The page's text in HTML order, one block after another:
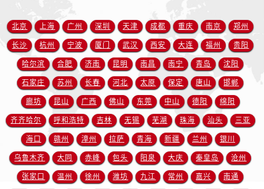
江苏省宿迁市宿城区西湖路售后服务中心（需提前预约）
江苏省泰州市海陵区永定东路399号置地商务中心东塔（华润万象城）17层1706室售后服务中心（需提前预约）
江苏省徐州市鼓楼区淮海东路29号苏宁广场IFC国际金融中心35层3508室售后服务中心（需提前预约）
江苏省盐城市盐都区世纪大道5号盐城金融城写字楼1号楼16层1604室售后服务中心（需提前预约）
江苏省扬州市邗江区国展路29号星耀天地写字楼1号楼18层1803室售后服务中心（需提前预约）
江苏省镇江市京口区中山东路售后服务中心（需提前预约）
江西省抚州市临川区赣东大道售后服务中心（需提前预约）
江西省赣州市章贡区文清路售后服务中心（需提前预约）
江西省吉安市吉州区井冈山大道售后服务中心（需提前预约）
江西省景德镇市珠山区珠山中路售后服务中心（需提前预约）
北京 上海 广州 深圳 天津 成都 重庆 南京 郑州
长沙 杭州 宁波 厦门 武汉 西安 大连 福州 贵阳
哈尔滨 合肥 济南 昆明 南昌 南宁 青岛 沈阳
石家庄 苏州 长春 河北 太原 保定 唐山 邯郸
廊坊 昆山 广西 佛山 东莞 中山 德阳 绵阳
齐齐哈尔 呼和浩特 吉林 无锡 芜湖 珠海 汕头 三亚
海口 赣州 漳州 拉萨 青海 新疆 兰州 银川
乌鲁木齐 大同 赤峰 包头 阳泉 大庆 秦皇岛 沧州
张家口 温州 徐州 潍坊 九江 常州 嘉兴 南通